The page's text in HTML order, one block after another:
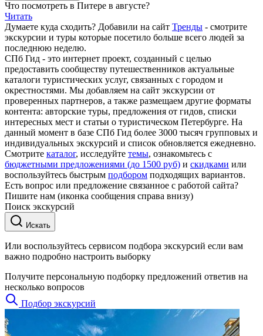
Что посмотреть в Питере в августе?
Читать
Думаете куда сходить? Добавили на сайт Тренды - смотрите
экскурсии и туры которые посетило больше всего людей за
последнюю неделю.
СПб Гид - это интернет проект, созданный с целью
предоставить сообществу путешественников актуальные
каталоги туристических услуг, связанных с городом и
окрестностями. Мы добавляем на сайт экскурсии от
проверенных партнеров, а также размещаем другие форматы
контента: авторские туры, предложения от гидов, списки
интересных мест и статьи о туристическом Петербурге. На
данный момент в базе СПб Гид более 3000 тысяч групповых и
индивидуальных экскурсий и список обновляется ежедневно.
Смотрите каталог, исследуйте темы, ознакомьтесь с
бюджетными предложениями (до 1500 руб) и скидками или
воспользуйтесь быстрым подбором подходящих вариантов.
Есть вопрос или предложение связанное с работой сайта?
Пишите нам (иконка сообщения справа внизу)
Поиск экскурсий
Искать
Или воспользуйтесь сервисом подбора экскурсий если вам
важно подробно настроить выборку
Получите персональную подборку предложений ответив на
несколько вопросов
Подбор экскурсий